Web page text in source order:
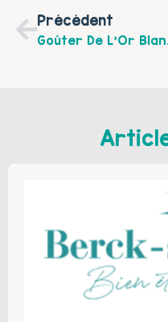
Précédent
Goûter De